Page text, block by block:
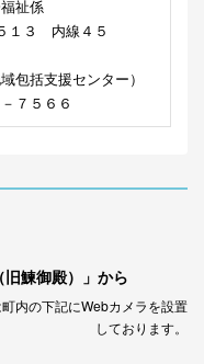
祉係
１３ 内線４５
括支援センター）
７５６６
旧鰊御殿）」から
内の下記にWebカメラを設置
しております。